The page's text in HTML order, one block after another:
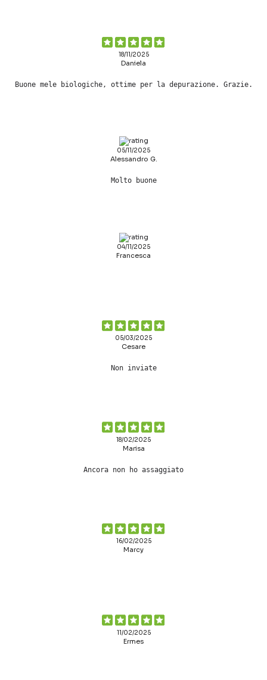
18/11/2025
Daniela
Buone mele biologiche, ottime per la depurazione. Grazie.
05/11/2025
Alessandro G.
Molto buone
04/11/2025
Francesca
05/03/2025
Cesare
Non inviate
18/02/2025
Marisa
Ancora non ho assaggiato
16/02/2025
Marcy
11/02/2025
Ermes